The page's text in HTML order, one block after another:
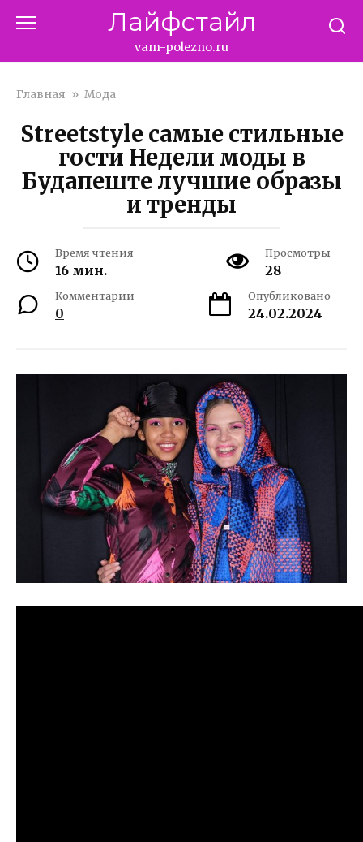
Лайфстайл
vam-polezno.ru
Главная » Мода
Streetstyle самые стильные
гости Недели моды в
Будапеште лучшие образы
и тренды
Время чтения
16 мин.
Просмотры
28
Комментарии
0
Опубликовано
24.02.2024